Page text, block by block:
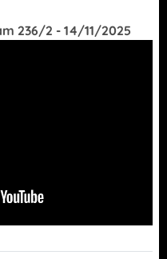
236/2 - 14/11/2025